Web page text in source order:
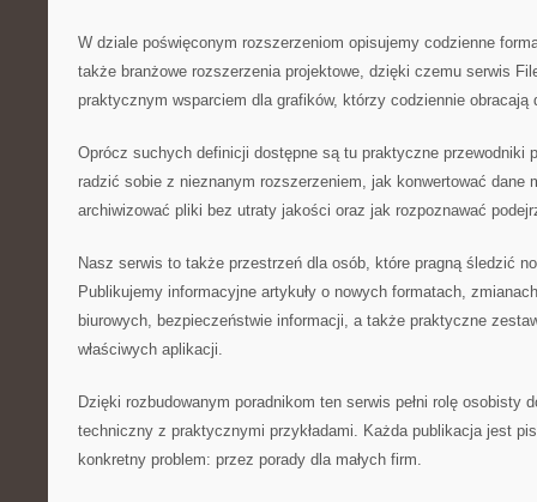
W dziale poświęconym rozszerzeniom opisujemy codzienne
także branżowe rozszerzenia projektowe, dzięki czemu serwis
praktycznym wsparciem dla grafików, którzy codziennie obracają
Oprócz suchych definicji dostępne są tu praktyczne przewodniki
radzić sobie z nieznanym rozszerzeniem, jak konwertować dane
archiwizować pliki bez utraty jakości oraz jak rozpoznawać
Nasz serwis to także przestrzeń dla osób, które pragną śledzić
Publikujemy informacyjne artykuły o nowych formatach,
biurowych, bezpieczeństwie informacji, a także praktyczne
właściwych aplikacji.
Dzięki rozbudowanym poradnikom ten serwis pełni rolę osobisty
techniczny z praktycznymi przykładami. Każda publikacja jest
konkretny problem: przez porady dla małych firm.